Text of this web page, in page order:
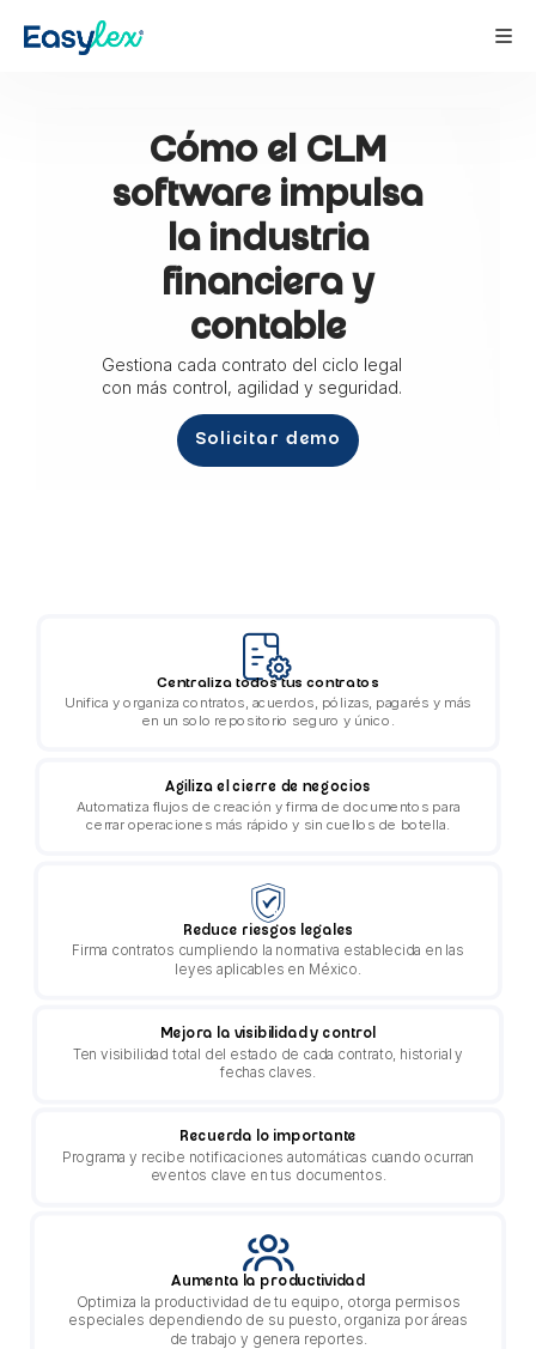
Cómo el CLM
software impulsa
la industria
financiera y
contable
Gestiona cada contrato del ciclo legal
con más control, agilidad y seguridad.
Solicitar demo
Centraliza todos tus contratos
Unifica y organiza contratos, acuerdos, pólizas, pagarés y más
en un solo repositorio seguro y único.
Agiliza el cierre de negocios
Automatiza flujos de creación y firma de documentos para
cerrar operaciones más rápido y sin cuellos de botella.
Reduce riesgos legales
Firma contratos cumpliendo la normativa establecida en las
leyes aplicables en México.
Mejora la visibilidad y control
Ten visibilidad total del estado de cada contrato, historial y
fechas claves.
Recuerda lo importante
Programa y recibe notificaciones automáticas cuando ocurran
eventos clave en tus documentos.
Aumenta la productividad
Optimiza la productividad de tu equipo, otorga permisos
especiales dependiendo de su puesto, organiza por áreas
de trabajo y genera reportes.